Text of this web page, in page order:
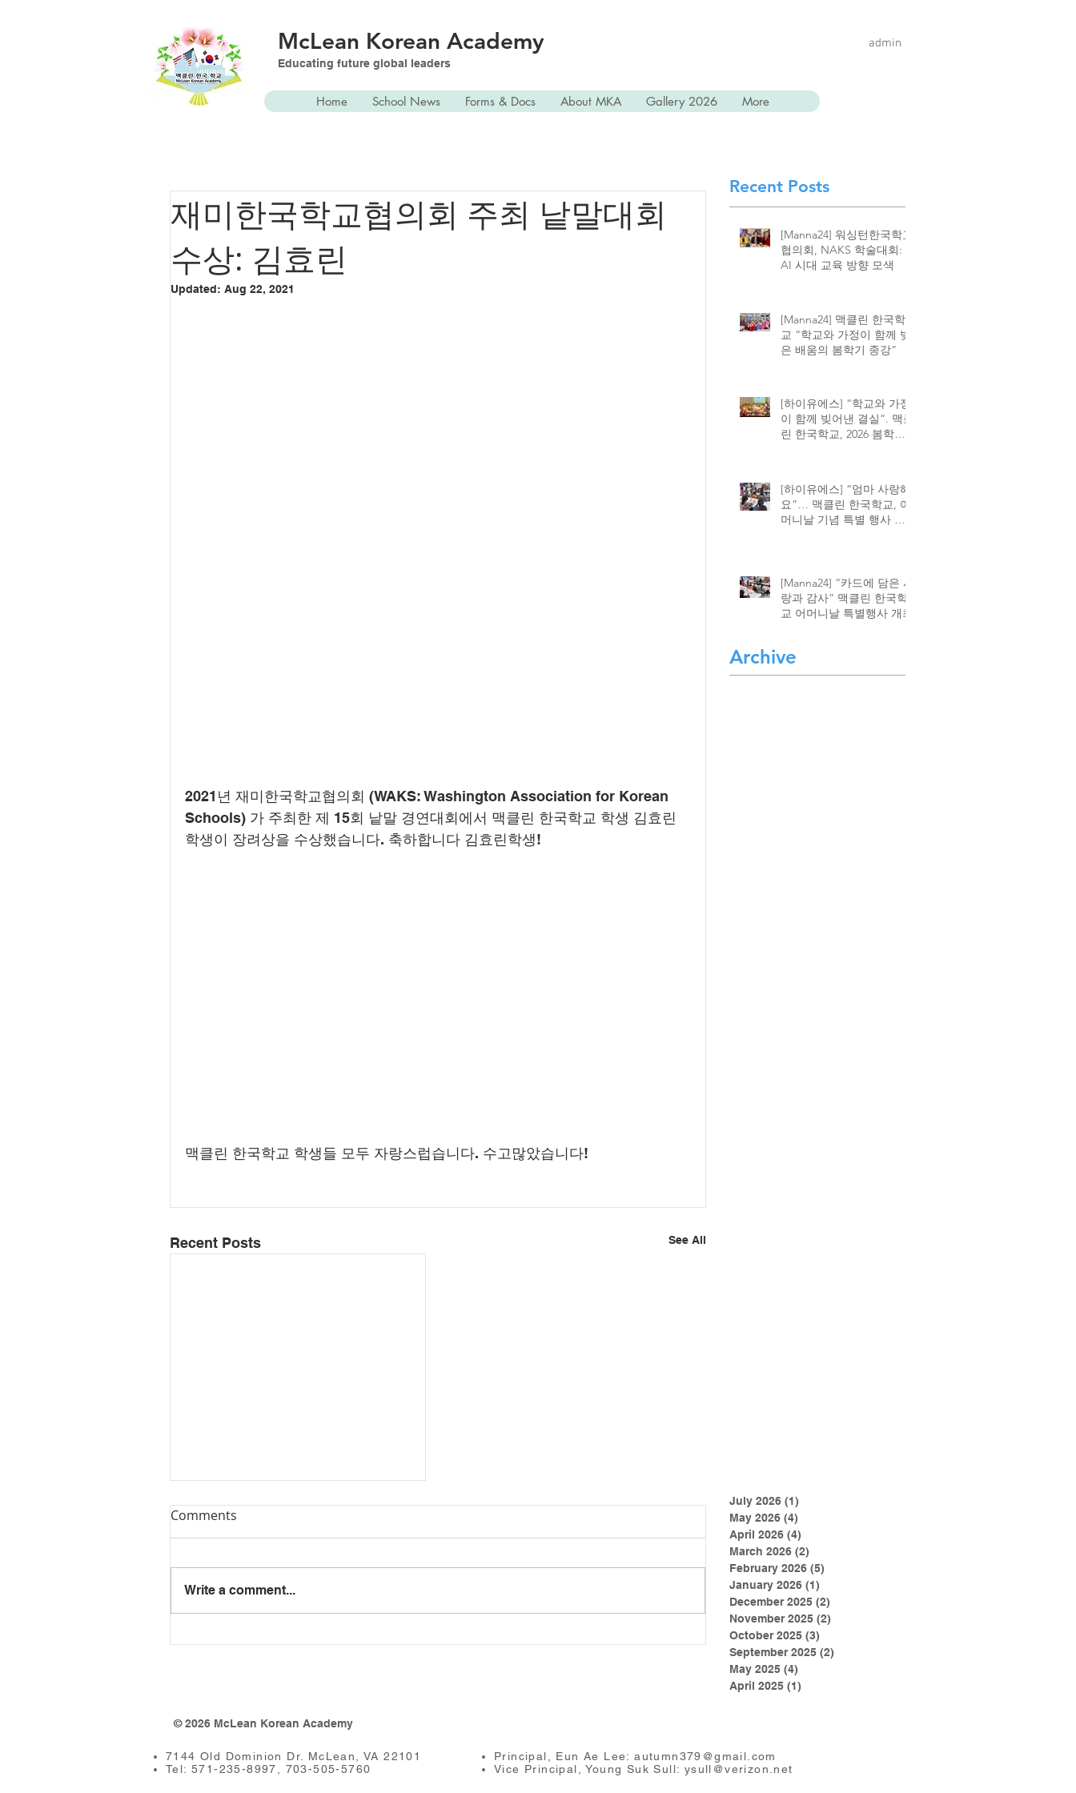
McLean Korean Academy
Educating future global leaders
admin
Home School News Forms & Docs About MKA Gallery 2026 More
재미한국학교협의회 주최 낱말대회
수상: 김효린
Updated: Aug 22, 2021
2021년 재미한국학교협의회 (WAKS: Washington Association for Korean
Schools) 가 주최한 제 15회 낱말 경연대회에서 맥클린 한국학교 학생 김효린
학생이 장려상을 수상했습니다. 축하합니다 김효린학생!
맥클린 한국학교 학생들 모두 자랑스럽습니다. 수고많았습니다!
Recent Posts See All
Comments
Write a comment...
Recent Posts
[Manna24] 워싱턴한국학교
협의회, NAKS 학술대회:
AI 시대 교육 방향 모색
[Manna24] 맥클린 한국학
교 “학교와 가정이 함께 빚
은 배움의 봄학기 종강”
[하이유에스] “학교와 가정
이 함께 빚어낸 결실”. 맥클
린 한국학교, 2026 봄학기
[하이유에스] “엄마 사랑해
요”… 맥클린 한국학교, 어
머니날 기념 특별 행사 가
[Manna24] “카드에 담은 사
랑과 감사” 맥클린 한국학
교 어머니날 특별행사 개최
Archive
July 2026 (1)
May 2026 (4)
April 2026 (4)
March 2026 (2)
February 2026 (5)
January 2026 (1)
December 2025 (2)
November 2025 (2)
October 2025 (3)
September 2025 (2)
May 2025 (4)
April 2025 (1)
© 2026 McLean Korean Academy
7144 Old Dominion Dr. McLean, VA 22101
Tel: 571-235-8997, 703-505-5760
Principal, Eun Ae Lee:autumn379@gmail.com
Vice Principal, Young Suk Sull: ysull@verizon.net